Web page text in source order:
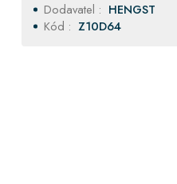
Dodavatel : HENGST
Kód : Z10D64